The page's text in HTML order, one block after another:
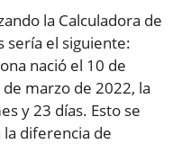
la Calculadora de
sería el siguiente:
nació el 10 de
marzo de 2022, la
y 23 días. Esto se
diferencia de